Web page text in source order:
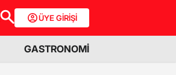
ÜYE GİRİŞİ
GASTRONOMİ